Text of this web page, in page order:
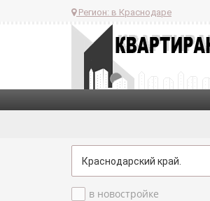
Регион: в Краснодаре
в новостройке